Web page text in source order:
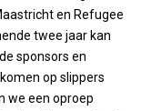
en Refugee
twee jaar kan
sponsors en
op slippers
we een oproep